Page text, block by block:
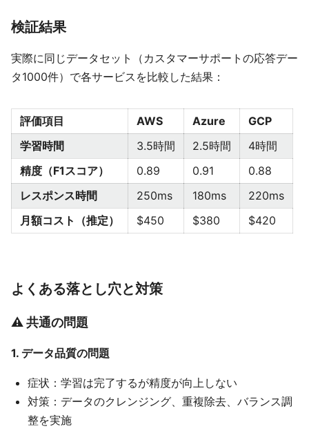
検証結果
実際に同じデータセット（カスタマーサポートの応答デー
タ1000件）で各サービスを比較した結果：
評価項目 AWS Azure
GCP
学習時間
3.5時間 2.5時間
4時間
精度（F1スコア）
0.89 0.91
0.88
レスポンス時間
250ms 180ms
220ms
月額コスト（推定）
$450 $380 $420
よくある落とし穴と対策
⚠️ 共通の問題
1. データ品質の問題
症状：学習は完了するが精度が向上しない
対策：データのクレンジング、重複除去、バランス調
整を実施